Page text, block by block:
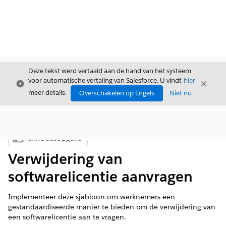
Sluiten
Deze tekst werd vertaald aan de hand van het systeem
voor automatische vertaling van Salesforce. U vindt hier
meer details.
Overschakelen op Engels Niet nu
Sluiten
Inhoudsopgave weergeven
Inhoudsopgave
Verwijdering van
softwarelicentie aanvragen
Implementeer deze sjabloon om werknemers een
gestandaardiseerde manier te bieden om de verwijdering van
een softwarelicentie aan te vragen.